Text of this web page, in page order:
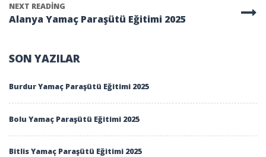
NEXT READING
Alanya Yamaç Paraşütü Eğitimi 2025
SON YAZILAR
Burdur Yamaç Paraşütü Eğitimi 2025
Bolu Yamaç Paraşütü Eğitimi 2025
Bitlis Yamaç Paraşütü Eğitimi 2025